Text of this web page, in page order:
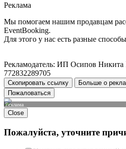
Реклама
Мы помогаем нашим продавцам
EventBooking.
Для этого у нас есть разные
Рекламодатель: ИП Осипов
772832289705
Скопировать ссылку
Больше о
Пожаловаться
Реклама
Close
Пожалуйста, уточните